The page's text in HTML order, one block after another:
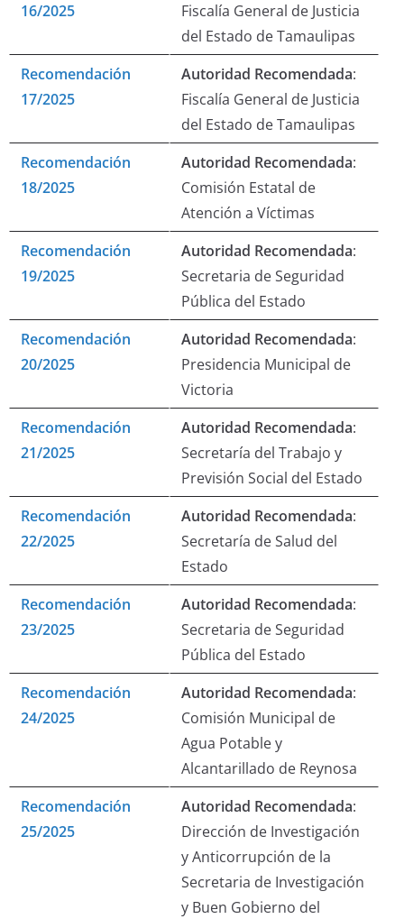
16/2025
Fiscalía General de Justicia
del Estado de Tamaulipas
Recomendación
17/2025
Autoridad Recomendada:
Fiscalía General de Justicia
del Estado de Tamaulipas
Recomendación
18/2025
Autoridad Recomendada:
Comisión Estatal de
Atención a Víctimas
Recomendación
19/2025
Autoridad Recomendada:
Secretaria de Seguridad
Pública del Estado
Recomendación
20/2025
Autoridad Recomendada:
Presidencia Municipal de
Victoria
Recomendación
21/2025
Autoridad Recomendada:
Secretaría del Trabajo y
Previsión Social del Estado
Recomendación
22/2025
Autoridad Recomendada:
Secretaría de Salud del
Estado
Recomendación
23/2025
Autoridad Recomendada:
Secretaria de Seguridad
Pública del Estado
Recomendación
24/2025
Autoridad Recomendada:
Comisión Municipal de
Agua Potable y
Alcantarillado de Reynosa
Recomendación
25/2025
Autoridad Recomendada:
Dirección de Investigación
y Anticorrupción de la
Secretaria de Investigación
y Buen Gobierno del